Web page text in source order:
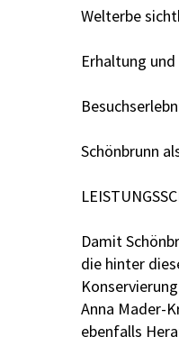
Welterbe
Erhaltung
Schönbrunn
Damit
die hinter
Anna Mader-
ebenfalls